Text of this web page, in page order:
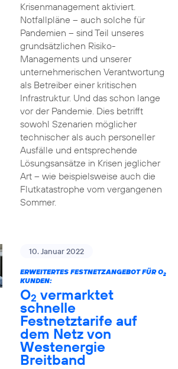
Krisenmanagement aktiviert.
Notfallpläne – auch solche für
Pandemien – sind Teil unseres
grundsätzlichen Risiko-
Managements und unserer
unternehmerischen Verantwortung
als Betreiber einer kritischen
Infrastruktur. Und das schon lange
vor der Pandemie. Dies betrifft
sowohl Szenarien möglicher
technischer als auch personeller
Ausfälle und entsprechende
Lösungsansätze in Krisen jeglicher
Art – wie beispielsweise auch die
Flutkatastrophe vom vergangenen
Sommer.
10. Januar 2022
ERWEITERTES FESTNETZANGEBOT FÜR O2
KUNDEN:
O2 vermarktet
schnelle
Festnetztarife auf
dem Netz von
Westenergie
Breitband